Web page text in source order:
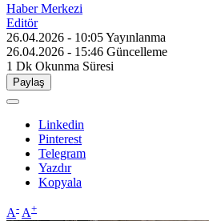
Haber Merkezi
Editör
26.04.2026 - 10:05Yayınlanma
26.04.2026 - 15:46 Güncelleme
1 Dk Okunma Süresi
Paylaş
Linkedin
Pinterest
Telegram
Yazdır
Kopyala
A- A+